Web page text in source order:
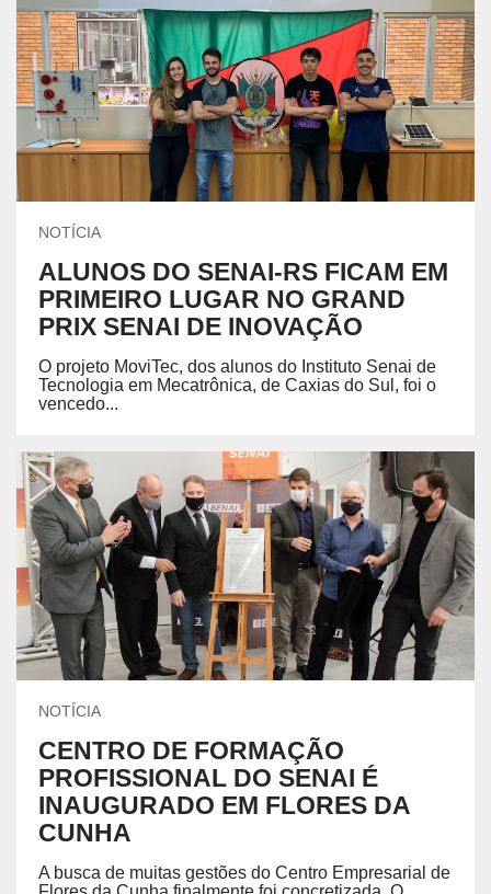
NOTÍCIA
ALUNOS DO SENAI-RS FICAM EM
PRIMEIRO LUGAR NO GRAND
PRIX SENAI DE INOVAÇÃO
O projeto MoviTec, dos alunos do Instituto Senai de
Tecnologia em Mecatrônica, de Caxias do Sul, foi o
vencedo...
NOTÍCIA
CENTRO DE FORMAÇÃO
PROFISSIONAL DO SENAI É
INAUGURADO EM FLORES DA
CUNHA
A busca de muitas gestões do Centro Empresarial de